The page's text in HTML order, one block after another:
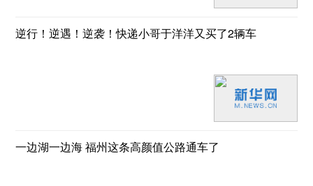
逆行！逆遇！逆袭！快递小哥于洋洋又买了2辆车
一边湖一边海 福州这条高颜值公路通车了